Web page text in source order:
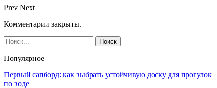
Prev Next
Комментарии закрыты.
Популярное
Первый сапборд: как выбрать устойчивую доску для прогулок
по воде